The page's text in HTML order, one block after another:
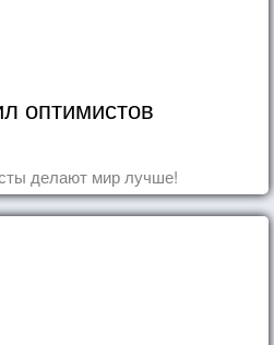
оптимистов
делают мир лучше!